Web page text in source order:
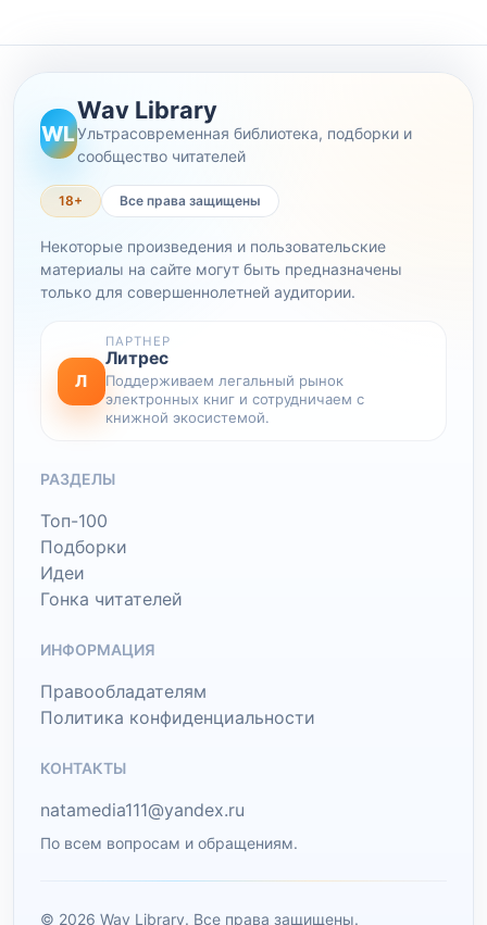
WL
Wav Library
Ультрасовременная библиотека, подборки и
сообщество читателей
18+ Все права защищены
Некоторые произведения и пользовательские
материалы на сайте могут быть предназначены
только для совершеннолетней аудитории.
Л
ПАРТНЕР
Литрес
Поддерживаем легальный рынок
электронных книг и сотрудничаем с
книжной экосистемой.
РАЗДЕЛЫ
Топ-100
Подборки
Идеи
Гонка читателей
ИНФОРМАЦИЯ
Правообладателям
Политика конфиденциальности
КОНТАКТЫ
natamedia111@yandex.ru
По всем вопросам и обращениям.
© 2026 Wav Library. Все права защищены.